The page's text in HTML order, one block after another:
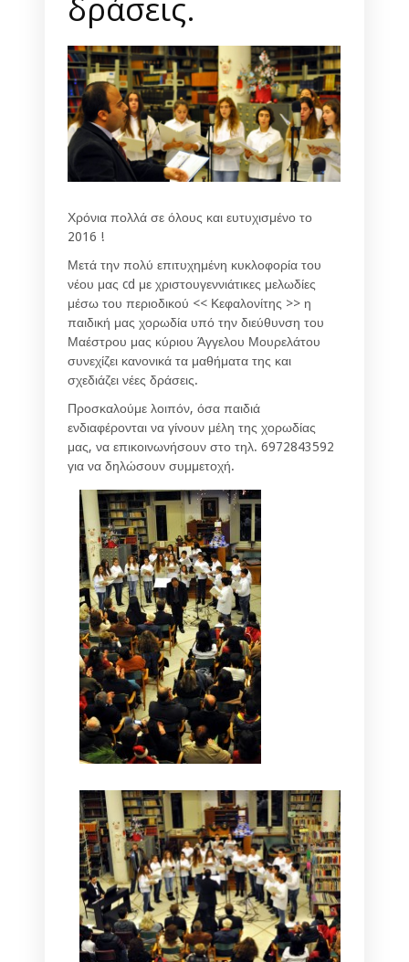
Χρόνια πολλά σε όλους και ευτυχισμένο το
2016 !
Μετά την πολύ επιτυχημένη κυκλοφορία του
νέου μας cd με χριστουγεννιάτικες μελωδίες
μέσω του περιοδικού << Κεφαλονίτης >> η
παιδική μας χορωδία υπό την διεύθυνση του
Μαέστρου μας κύριου Άγγελου Μουρελάτου
συνεχίζει κανονικά τα μαθήματα της και
σχεδιάζει νέες δράσεις.
Προσκαλούμε λοιπόν, όσα παιδιά
ενδιαφέρονται να γίνουν μέλη της χορωδίας
μας, να επικοινωνήσουν στο τηλ. 6972843592
για να δηλώσουν συμμετοχή.